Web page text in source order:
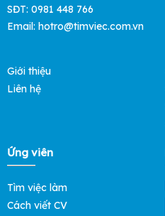
SĐT: 0981 448 766
Email: hotro@timviec.com.vn
Giới thiệu
Liên hệ
Ứng viên
Tìm việc làm
Cách viết CV